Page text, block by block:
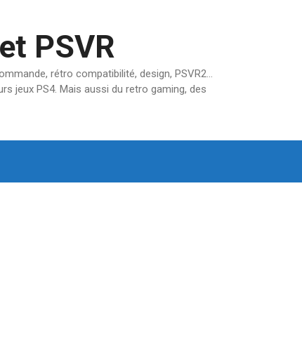
PSVR
rétro compatibilité, design, PSVR2…
jeux PS4. Mais aussi du retro gaming, des